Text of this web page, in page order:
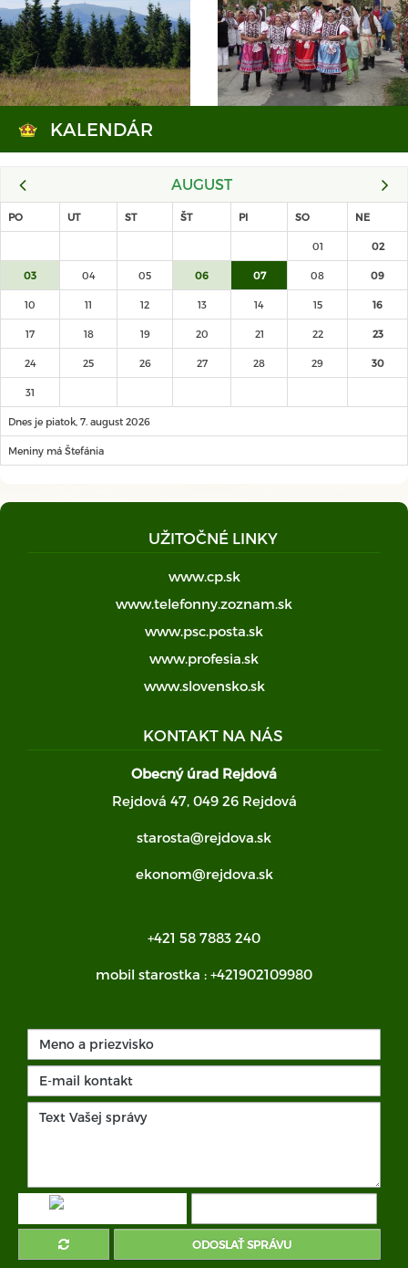
KALENDÁR
AUGUST
PO UT ST ŠT PI SO NE
01 02
03 04 05 06 07 08 09
10 11 12 13 14 15 16
17 18 19 20 21 22 23
24 25 26 27 28 29 30
31
Dnes je piatok, 7. august 2026
Meniny má Štefánia
UŽITOČNÉ LINKY
www.cp.sk
www.telefonny.zoznam.sk
www.psc.posta.sk
www.profesia.sk
www.slovensko.sk
KONTAKT NA NÁS
Obecný úrad Rejdová
Rejdová 47, 049 26 Rejdová
starosta@rejdova.sk
ekonom@rejdova.sk
+421 58 7883 240
mobil starostka : +421902109980
ODOSLAŤ SPRÁVU